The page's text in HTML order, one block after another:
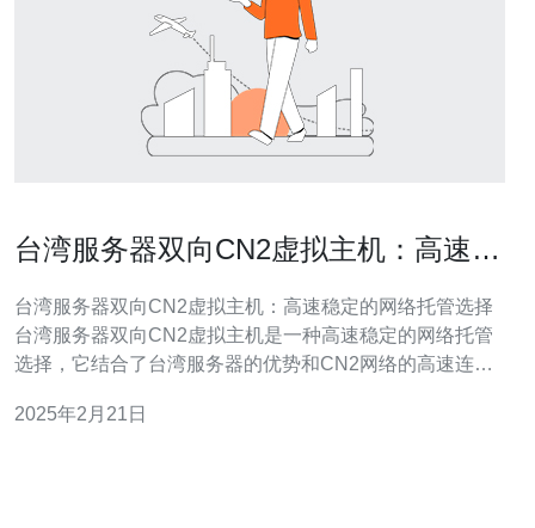
台湾服务器双向CN2虚拟主机：高速稳
台湾服务器双向CN2虚拟主机：高速稳定的网络托管选择
台湾服务器双向CN2虚拟主机是一种高速稳定的网络托管
选择，它结合了台湾服务器的优势和CN2网络的高速连
托管的地理位置，具有独特的优势。首先，台湾地处亚洲
2025年2月21日